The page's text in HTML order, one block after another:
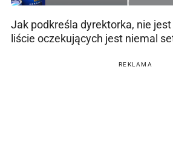
Jak podkreśla dyrektorka, nie
liście oczekujących jest niemal
REKLAMA